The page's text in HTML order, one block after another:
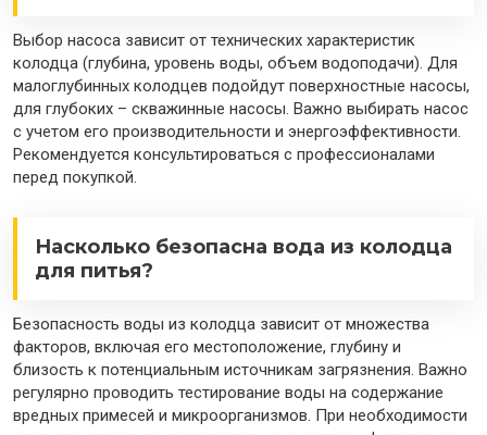
Выбор насоса зависит от технических характеристик
колодца (глубина, уровень воды, объем водоподачи). Для
малоглубинных колодцев подойдут поверхностные насосы,
для глубоких – скважинные насосы. Важно выбирать насос
с учетом его производительности и энергоэффективности.
Рекомендуется консультироваться с профессионалами
перед покупкой.
Насколько безопасна вода из колодца
для питья?
Безопасность воды из колодца зависит от множества
факторов, включая его местоположение, глубину и
близость к потенциальным источникам загрязнения. Важно
регулярно проводить тестирование воды на содержание
вредных примесей и микроорганизмов. При необходимости